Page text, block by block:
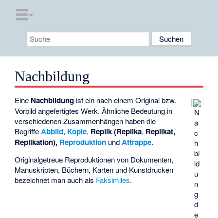
Nachbildung
N
a
c
h
bi
ld
u
n
g
d
e
Eine Nachbildung ist ein nach einem Original bzw.
Vorbild angefertigtes Werk. Ähnliche Bedeutung in
verschiedenen Zusammenhängen haben die
BegriffeAbbild, Kopie, Replik (Replika, Replikat,
Replikation), Reproduktion undAttrappe.
Originalgetreue Reproduktionen von Dokumenten,
Manuskripten, Büchern, Karten und Kunstdrucken
bezeichnet man auch als Faksimiles.